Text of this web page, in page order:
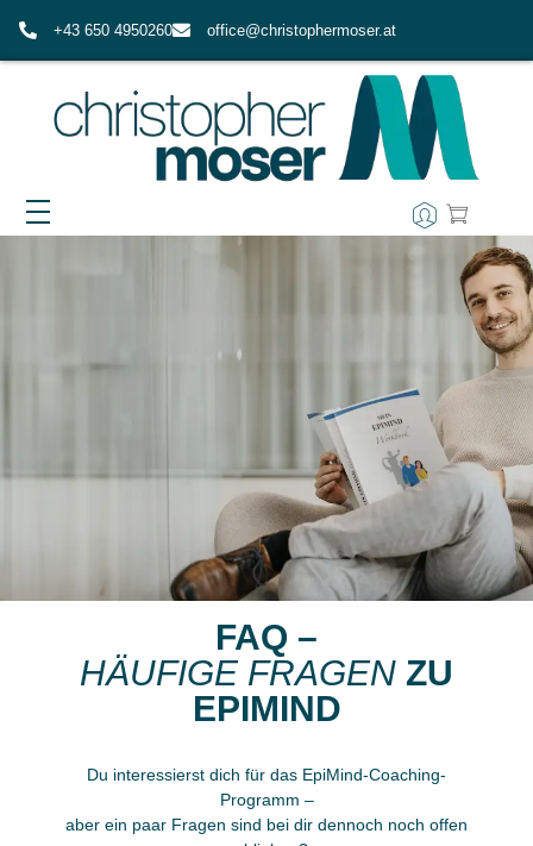
+43 650 4950260 office@christophermoser.at
IMPULSE & RESSOURCEN
MEINE WERTE
KONTAKT
SHOP
FAQ –
HÄUFIGE FRAGEN ZU
EPIMIND
Du interessierst dich für das EpiMind-Coaching-
Programm –
aber ein paar Fragen sind bei dir dennoch noch offen